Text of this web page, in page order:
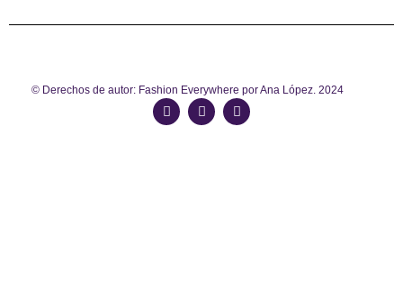
© Derechos de autor: Fashion Everywhere por Ana López. 2024